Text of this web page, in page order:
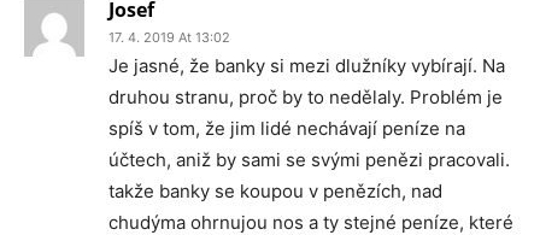
Josef
17. 4. 2019 At 13:02
Je jasné, že banky si mezi dlužníky vybírají. Na
druhou stranu, proč by to nedělaly. Problém je
spíš v tom, že jim lidé nechávají peníze na
účtech, aniž by sami se svými penězi pracovali.
takže banky se koupou v penězích, nad
chudýma ohrnujou nos a ty stejné peníze, které